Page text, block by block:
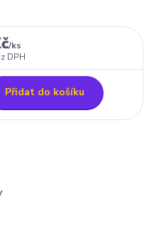
/ks
DPH
Přidat do košíku